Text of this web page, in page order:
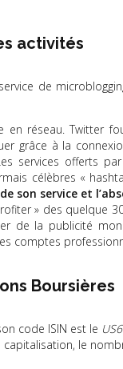
activités
de
en réseau. Twitter
grâce à la
services offerts
célèbres «
son service et
» des quelque
de la publicité
comptes
Boursières
code ISIN est le
capitalisation, le